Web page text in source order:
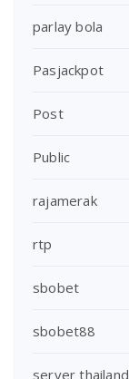
parlay bola
Pasjackpot
Post
Public
rajamerak
rtp
sbobet
sbobet88
server thailand